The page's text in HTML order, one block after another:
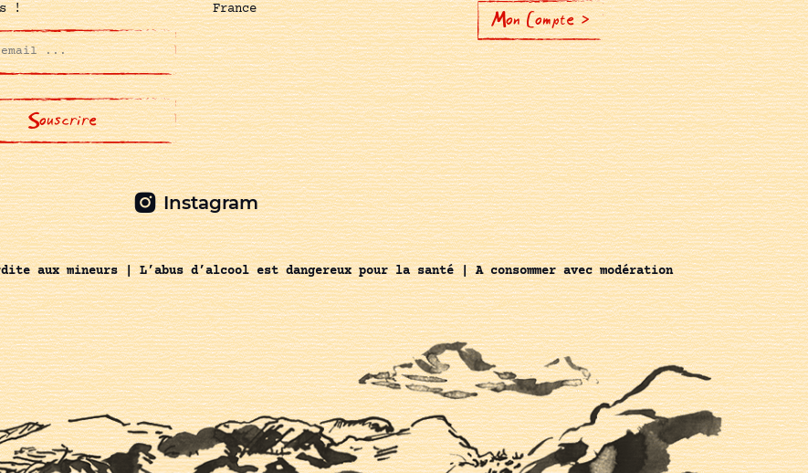
!
France
Mon Compte >
Instagram
aux mineurs | L’abus d’alcool est dangereux pour la santé | A consommer avec modération